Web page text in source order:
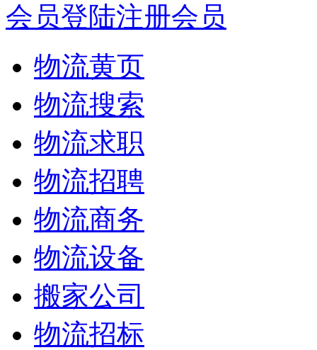
会员登陆注册会员
物流黄页
物流搜索
物流求职
物流招聘
物流商务
物流设备
搬家公司
物流招标